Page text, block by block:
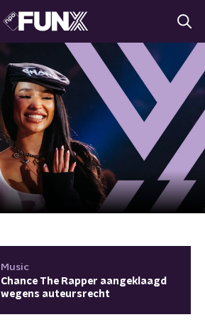
Music
Chance The Rapper aangeklaagd
wegens auteursrecht